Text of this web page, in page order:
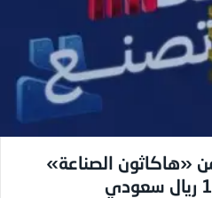
«هاكاثون الصناعة»